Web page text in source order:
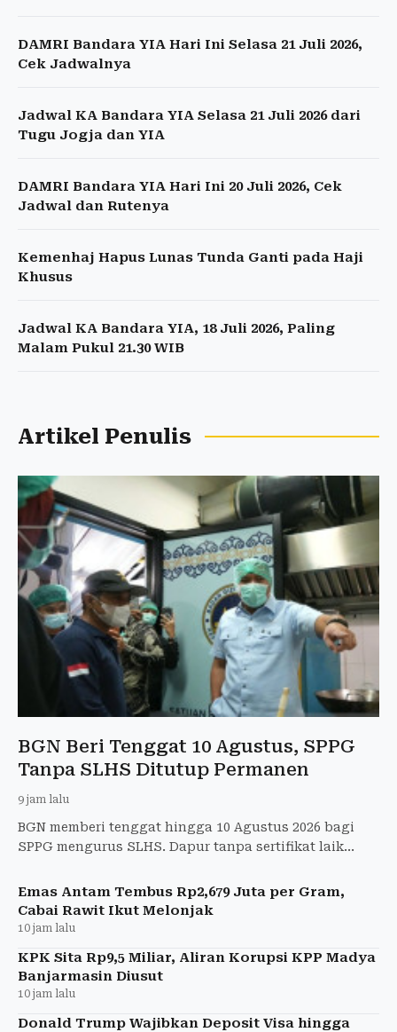
DAMRI Bandara YIA Hari Ini Selasa 21 Juli 2026,
Cek Jadwalnya
Jadwal KA Bandara YIA Selasa 21 Juli 2026 dari
Tugu Jogja dan YIA
DAMRI Bandara YIA Hari Ini 20 Juli 2026, Cek
Jadwal dan Rutenya
Kemenhaj Hapus Lunas Tunda Ganti pada Haji
Khusus
Jadwal KA Bandara YIA, 18 Juli 2026, Paling
Malam Pukul 21.30 WIB
Artikel Penulis
BGN Beri Tenggat 10 Agustus, SPPG
Tanpa SLHS Ditutup Permanen
9 jam lalu
BGN memberi tenggat hingga 10 Agustus 2026 bagi
SPPG mengurus SLHS. Dapur tanpa sertifikat laik
Emas Antam Tembus Rp2,679 Juta per Gram,
Cabai Rawit Ikut Melonjak
10 jam lalu
KPK Sita Rp9,5 Miliar, Aliran Korupsi KPP Madya
Banjarmasin Diusut
10 jam lalu
Donald Trump Wajibkan Deposit Visa hingga